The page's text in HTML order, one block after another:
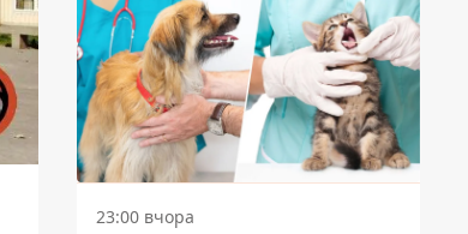
23:00 вчора